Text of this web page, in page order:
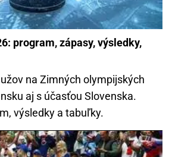
program, zápasy, výsledky,
na Zimných olympijských
aj s účasťou Slovenska.
výsledky a tabuľky.